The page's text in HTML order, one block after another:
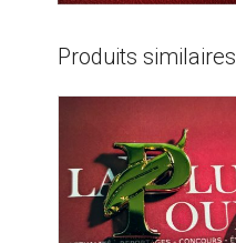
Produits similaires